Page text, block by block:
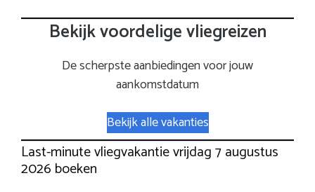
Bekijk voordelige vliegreizen
De scherpste aanbiedingen voor jouw
aankomstdatum
Bekijk alle vakanties
Last-minute vliegvakantie vrijdag 7 augustus
2026 boeken